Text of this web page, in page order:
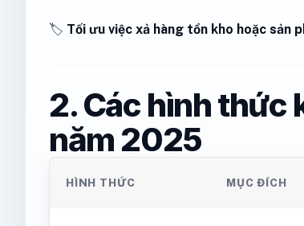
🏷️ Tối ưu việc xả hàng tồn kho hoặc sản
2. Các hình thức
năm 2025
HÌNH THỨC MỤC ĐÍCH